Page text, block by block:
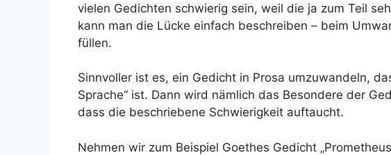
vielen Gedichten schwierig sein, weil die ja zum Teil
kann man die Lücke einfach beschreiben – beim
füllen.
Sinnvoller ist es, ein Gedicht in Prosa umzuwandeln,
Sprache“ ist. Dann wird nämlich das Besondere der
dass die beschriebene Schwierigkeit auftaucht.
Nehmen wir zum Beispiel Goethes Gedicht